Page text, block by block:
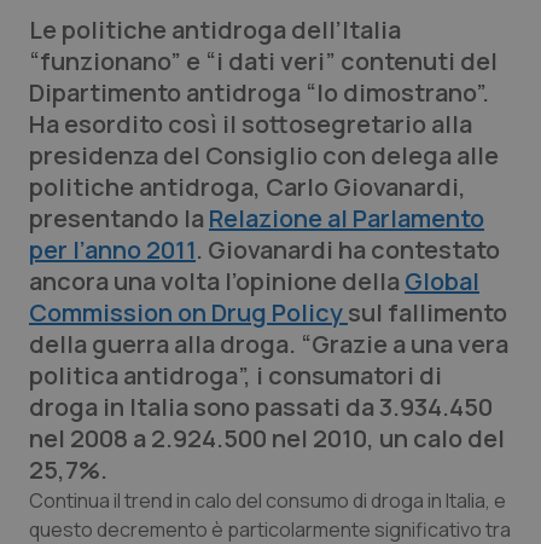
Lettere al direttore
Edizioni Regionali
QS Pro
Professionisti Sanitari.AI
Abruzzo
Basilicata
Calabria
Campania
Emilia-Romagna
QS Pro Gold
Artrite & artrosi
Asma & BPCO
Car-T
Colesterolo & coronaropatie
QS Club Newsletter
Le politiche antidroga dell’Italia
“funzionano” e “i dati veri” contenuti del
Dipartimento antidroga “lo dimostrano”.
Ha esordito così il sottosegretario alla
presidenza del Consiglio con delega alle
politiche antidroga, Carlo Giovanardi,
presentando la Relazione al Parlamento
per l’anno 2011. Giovanardi ha contestato
ancora una volta l’opinione della Global
Commission on Drug Policysul fallimento
della guerra alla droga. “Grazie a una vera
politica antidroga”, i consumatori di
droga in Italia sono passati da 3.934.450
nel 2008 a 2.924.500 nel 2010, un calo del
25,7%.
Continua il trend in calo del consumo di droga in Italia, e
questo decremento è particolarmente significativo tra